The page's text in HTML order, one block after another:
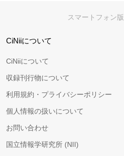
スマートフォン版
CiNiiについて
CiNiiについて
収録刊行物について
利用規約・プライバシーポリシー
個人情報の扱いについて
お問い合わせ
国立情報学研究所 (NII)